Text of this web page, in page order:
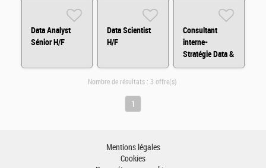
Data Analyst
Sénior H/F
Data Scientist
H/F
Consultant
interne-
Stratégie Data &
IA H/F
Nombre de résultats : 3 offre(s)
1
Mentions légales
Cookies